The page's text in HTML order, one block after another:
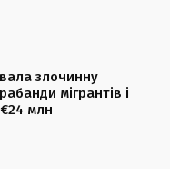
злочинну
мігрантів і
млн